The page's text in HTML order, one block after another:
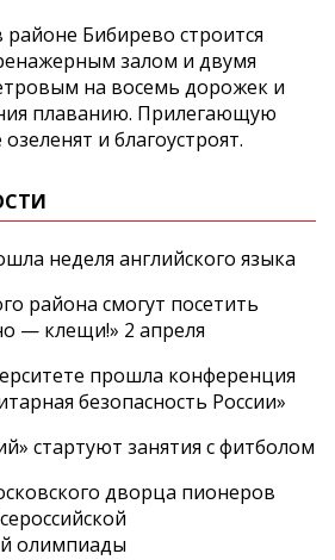
Бибирево строится
залом и двумя
на восемь дорожек и
плаванию. Прилегающую
и благоустроят.
неделя английского языка
района смогут посетить
— клещи!» 2 апреля
прошла конференция
безопасность России»
стартуют занятия с фитболом
дворца пионеров
олимпиады